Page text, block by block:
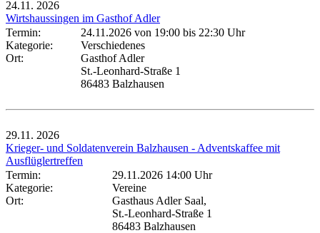
24.11. 2026
Wirtshaussingen im Gasthof Adler
Termin:
24.11.2026 von 19:00 bis 22:30 Uhr
Kategorie:
Verschiedenes
Ort:
Gasthof Adler
St.-Leonhard-Straße 1
86483 Balzhausen
29.11. 2026
Krieger- und Soldatenverein Balzhausen - Adventskaffee mit
Ausflüglertreffen
Termin:
29.11.2026 14:00 Uhr
Kategorie:
Vereine
Ort:
Gasthaus Adler Saal,
St.-Leonhard-Straße 1
86483 Balzhausen